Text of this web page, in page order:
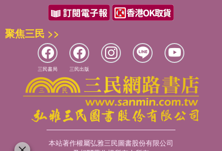
聚焦三民 >>
三民書局 三民出版
本站著作權屬弘雅三民圖書股份有限公司